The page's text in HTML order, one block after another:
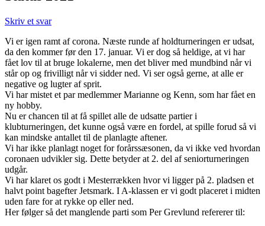
Skriv et svar
Vi er igen ramt af corona. Næste runde af holdturneringen er udsat,
da den kommer før den 17. januar. Vi er dog så heldige, at vi har
fået lov til at bruge lokalerne, men det bliver med mundbind når vi
står op og frivilligt når vi sidder ned. Vi ser også gerne, at alle er
negative og lugter af sprit.
Vi har mistet et par medlemmer Marianne og Kenn, som har fået en
ny hobby.
Nu er chancen til at få spillet alle de udsatte partier i
klubturneringen, det kunne også være en fordel, at spille forud så vi
kan mindske antallet til de planlagte aftener.
Vi har ikke planlagt noget for forårssæsonen, da vi ikke ved hvordan
coronaen udvikler sig. Dette betyder at 2. del af seniorturneringen
udgår.
Vi har klaret os godt i Mesterrækken hvor vi ligger på 2. pladsen et
halvt point bagefter Jetsmark. I A-klassen er vi godt placeret i midten
uden fare for at rykke op eller ned.
Her følger så det manglende parti som Per Grevlund refererer til: